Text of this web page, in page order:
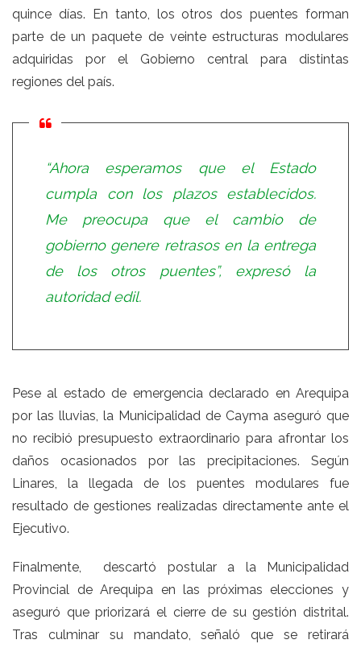
quince días. En tanto, los otros dos puentes forman
parte de un paquete de veinte estructuras modulares
adquiridas por el Gobierno central para distintas
regiones del país.
“Ahora esperamos que el Estado
cumpla con los plazos establecidos.
Me preocupa que el cambio de
gobierno genere retrasos en la entrega
de los otros puentes”, expresó la
autoridad edil.
Pese al estado de emergencia declarado en Arequipa
por las lluvias, la Municipalidad de Cayma aseguró que
no recibió presupuesto extraordinario para afrontar los
daños ocasionados por las precipitaciones. Según
Linares, la llegada de los puentes modulares fue
resultado de gestiones realizadas directamente ante el
Ejecutivo.
Finalmente, descartó postular a la Municipalidad
Provincial de Arequipa en las próximas elecciones y
aseguró que priorizará el cierre de su gestión distrital.
Tras culminar su mandato, señaló que se retirará